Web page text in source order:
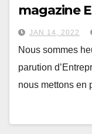
magazine
JAN 14, 2022
Nous sommes
parution
nous mettons en